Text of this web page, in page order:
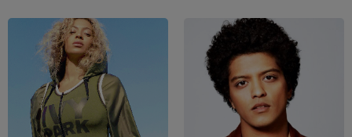
Titres diffusés
MÉDIAS
Photos